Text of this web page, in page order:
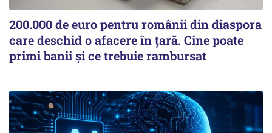
200.000 de euro pentru românii din diaspora
care deschid o afacere în țară. Cine poate
primi banii și ce trebuie rambursat